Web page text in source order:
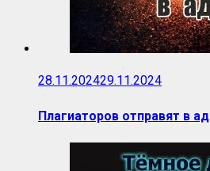
28.11.202429.11.2024
Плагиаторов отправят в ад